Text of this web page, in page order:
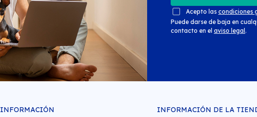
Acepto las condiciones
Puede darse de baja en
contacto en el aviso legal .
INFORMACIÓN INFORMACIÓN DE LA